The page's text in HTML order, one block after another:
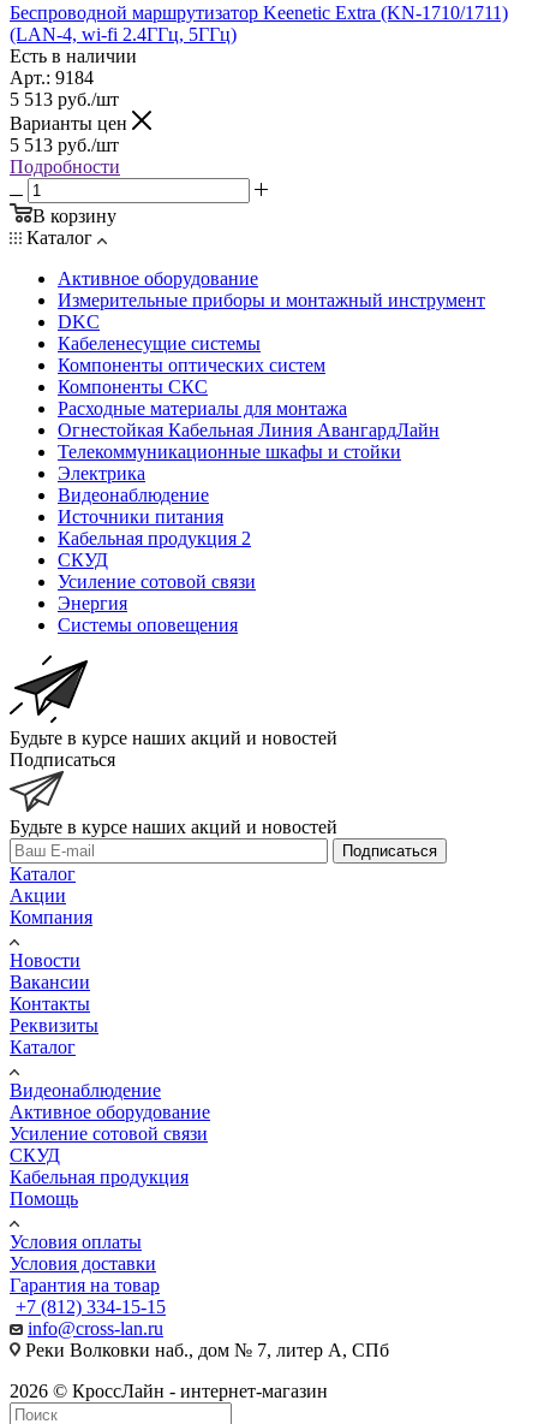
Беспроводной маршрутизатор Keenetic Extra (KN-1710/1711)
(LAN-4, wi-fi 2.4ГГц, 5ГГц)
Есть в наличии
Арт.: 9184
5 513 руб./шт
Варианты цен
5 513 руб./шт
Подробности
В корзину
Каталог
Активное оборудование
Измерительные приборы и монтажный инструмент
DKC
Кабеленесущие системы
Компоненты оптических систем
Компоненты СКС
Расходные материалы для монтажа
Огнестойкая Кабельная Линия АвангардЛайн
Телекоммуникационные шкафы и стойки
Электрика
Видеонаблюдение
Источники питания
Кабельная продукция 2
СКУД
Усиление сотовой связи
Энергия
Системы оповещения
Будьте в курсе наших акций и новостей
Подписаться
Будьте в курсе наших акций и новостей
Подписаться
Каталог
Акции
Компания
Новости
Вакансии
Контакты
Реквизиты
Каталог
Видеонаблюдение
Активное оборудование
Усиление сотовой связи
СКУД
Кабельная продукция
Помощь
Условия оплаты
Условия доставки
Гарантия на товар
+7 (812) 334-15-15
info@cross-lan.ru
Реки Волковки наб., дом № 7, литер А, СПб
2026 © КроссЛайн - интернет-магазин